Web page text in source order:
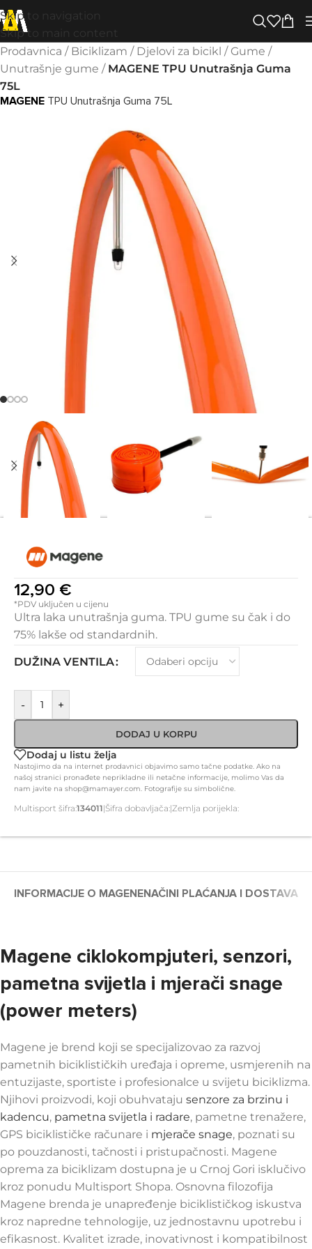
Skip to navigation
Skip to main content
Prodavnica / Biciklizam / Djelovi za bicikl / Gume /
Unutrašnje gume / MAGENE TPU Unutrašnja Guma
75L
MAGENE TPU Unutrašnja Guma 75L
12,90 €
*PDV uključen u cijenu
Ultra laka unutrašnja guma. TPU gume su čak i do
75% lakše od standardnih.
DUŽINA VENTILA
- +
DODAJ U KORPU
Dodaj u listu želja
Nastojimo da na internet prodavnici objavimo samo tačne podatke. Ako na
našoj stranici pronađete neprikladne ili netačne informacije, molimo Vas da
nam javite na shop@mamayer.com. Fotografije su simbolične.
Multisport šifra:134011|Šifra dobavljača:|Zemlja porijekla:
INFORMACIJE O MAGENENAČINI PLAĆANJA I DOSTAVA
Magene ciklokompjuteri, senzori,
pametna svijetla i mjerači snage
(power meters)
Magene je brend koji se specijalizovao za razvoj
pametnih biciklističkih uređaja i opreme, usmjerenih na
entuzijaste, sportiste i profesionalce u svijetu biciklizma.
Njihovi proizvodi, koji obuhvataju senzore za brzinu i
kadencu, pametna svijetla i radare, pametne trenažere,
GPS biciklističke računare i mjerače snage, poznati su
po pouzdanosti, tačnosti i pristupačnosti. Magene
oprema za biciklizam dostupna je u Crnoj Gori isklučivo
kroz ponudu Multisport Shopa. Osnovna filozofija
Magene brenda je unapređenje biciklističkog iskustva
kroz napredne tehnologije, uz jednostavnu upotrebu i
efikasnost. Kvalitet izrade, inovativnost i kompatibilnost